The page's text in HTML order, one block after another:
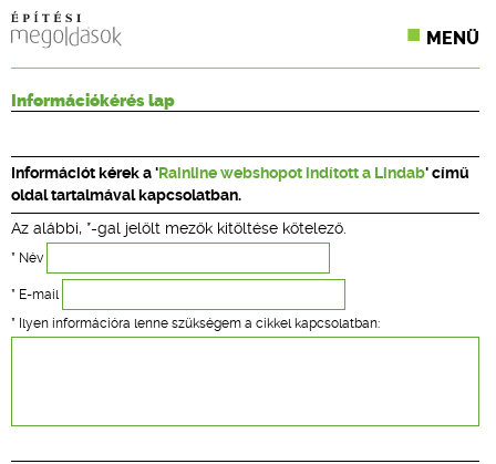
MENÜ
CPR TERMÉKKIÍRÁS
ÉPÍTÉSI JOG
ONLINE KÉPZÉSEK
TERVEZÉSI SEGÉDLETEK
Információkérés lap
Információt kérek a ' Rainline webshopot indított a Lindab' című
oldal tartalmával kapcsolatban.
Az alábbi, *-gal jelölt mezők kitöltése kötelező.
* Név
* E-mail
* Ilyen információra lenne szükségem a cikkel kapcsolatban: